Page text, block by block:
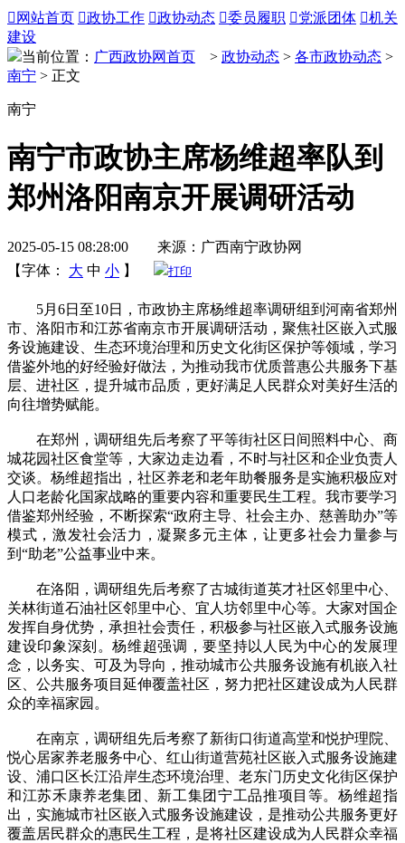
 网站首页 政协工作 政协动态 委员履职 党派团体 机关
建设
当前位置： 广西政协网首页 > 政协动态 > 各市政协动态 >
南宁 > 正文
南宁
南宁市政协主席杨维超率队到
郑州洛阳南京开展调研活动
2025-05-15 08:28:00 来源：广西南宁政协网
【字体：
大 中 小 】 打印
5月6日至10日，市政协主席杨维超率调研组到河南省郑州
市、洛阳市和江苏省南京市开展调研活动，聚焦社区嵌入式服
务设施建设、生态环境治理和历史文化街区保护等领域，学习
借鉴外地的好经验好做法，为推动我市优质普惠公共服务下基
层、进社区，提升城市品质，更好满足人民群众对美好生活的
向往增势赋能。
在郑州，调研组先后考察了平等街社区日间照料中心、商
城花园社区食堂等，大家边走边看，不时与社区和企业负责人
交谈。杨维超指出，社区养老和老年助餐服务是实施积极应对
人口老龄化国家战略的重要内容和重要民生工程。我市要学习
借鉴郑州经验，不断探索“政府主导、社会主办、慈善助办”等
模式，激发社会活力，凝聚多元主体，让更多社会力量参与
到“助老”公益事业中来。
在洛阳，调研组先后考察了古城街道英才社区邻里中心、
关林街道石油社区邻里中心、宜人坊邻里中心等。大家对国企
发挥自身优势，承担社会责任，积极参与社区嵌入式服务设施
建设印象深刻。杨维超强调，要坚持以人民为中心的发展理
念，以务实、可及为导向，推动城市公共服务设施有机嵌入社
区、公共服务项目延伸覆盖社区，努力把社区建设成为人民群
众的幸福家园。
在南京，调研组先后考察了新街口街道高堂和悦护理院、
悦心居家养老服务中心、红山街道营苑社区嵌入式服务设施建
设、浦口区长江沿岸生态环境治理、老东门历史文化街区保护
和江苏禾康养老集团、新工集团宁工品推项目等。杨维超指
出，实施城市社区嵌入式服务设施建设，是推动公共服务更好
覆盖居民群众的惠民生工程，是将社区建设成为人民群众幸福